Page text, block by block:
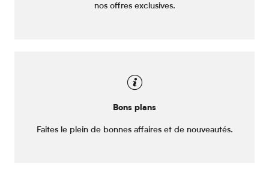
nos offres exclusives.
Bons plans
Faites le plein de bonnes affaires et de nouveautés.